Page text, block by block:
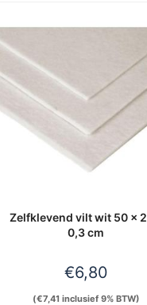
Zelfklevend vilt wit 50 x
0,3 cm
€6,80
(€7,41 inclusief 9% BTW)